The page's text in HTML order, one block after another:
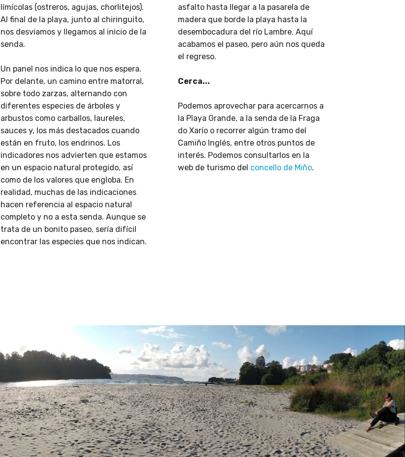
límícolas (ostreros, agujas, chorlitejos).
Al final de la playa, junto al chiringuito,
nos desviamos y llegamos al inicio de la
senda.
Un panel nos indica lo que nos espera.
Por delante, un camino entre matorral,
sobre todo zarzas, alternando con
diferentes especies de árboles y
arbustos como carballos, laureles,
sauces y, los más destacados cuando
están en fruto, los endrinos. Los
indicadores nos advierten que estamos
en un espacio natural protegido, así
como de los valores que engloba. En
realidad, muchas de las indicaciones
hacen referencia al espacio natural
completo y no a esta senda. Aunque se
trata de un bonito paseo, sería difícil
encontrar las especies que nos indican.
asfalto hasta llegar a la pasarela de
madera que borde la playa hasta la
desembocadura del río Lambre. Aquí
acabamos el paseo, pero aún nos queda
el regreso.
Cerca...
Podemos aprovechar para acercarnos a
la Playa Grande, a la senda de la Fraga
do Xarío o recorrer algún tramo del
Camiño Inglés, entre otros puntos de
interés. Podemos consultarlos en la
web de turismo del concello de Miño.